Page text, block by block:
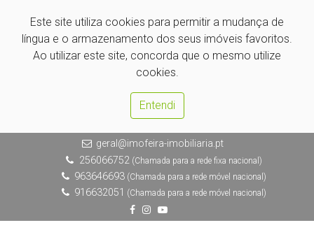
Este site utiliza cookies para permitir a mudança de
língua e o armazenamento dos seus imóveis favoritos.
Ao utilizar este site, concorda que o mesmo utilize
cookies.
Entendi
geral@imofeira-imobiliaria.pt
256066752(Chamada para a rede fixa nacional)
963646693 (Chamada para a rede móvel nacional)
916632051 (Chamada para a rede móvel nacional)